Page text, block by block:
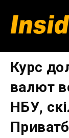
вмісту
Курс
валют
НБУ,